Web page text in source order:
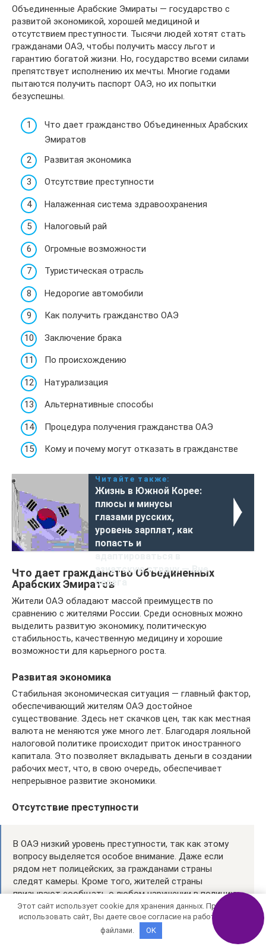
Объединенные Арабские Эмираты — государство с
развитой экономикой, хорошей медициной и
отсутствием преступности. Тысячи людей хотят стать
гражданами ОАЭ, чтобы получить массу льгот и
гарантию богатой жизни. Но, государство всеми силами
препятствует исполнению их мечты. Многие годами
пытаются получить паспорт ОАЭ, но их попытки
безуспешны.
Что дает гражданство Объединенных Арабских
Эмиратов
Развитая экономика
Отсутствие преступности
Налаженная система здравоохранения
Налоговый рай
Огромные возможности
Туристическая отрасль
Недорогие автомобили
Как получить гражданство ОАЭ
Заключение брака
По происхождению
Натурализация
Альтернативные способы
Процедура получения гражданства ОАЭ
Кому и почему могут отказать в гражданстве
Читайте также:
Жизнь в Южной Корее:
плюсы и минусы
глазами русских,
уровень зарплат, как
попасть и
азиатскую страну — Вне
берега
Что дает гражданство Объединенных
Арабских Эмиратов
Жители ОАЭ обладают массой преимуществ по
сравнению с жителями России. Среди основных можно
выделить развитую экономику, политическую
стабильность, качественную медицину и хорошие
возможности для карьерного роста.
Развитая экономика
Стабильная экономическая ситуация — главный фактор,
обеспечивающий жителям ОАЭ достойное
существование. Здесь нет скачков цен, так как местная
валюта не меняются уже много лет. Благодаря лояльной
налоговой политике происходит приток иностранного
капитала. Это позволяет вкладывать деньги в создании
рабочих мест, что, в свою очередь, обеспечивает
непрерывное развитие экономики.
Отсутствие преступности
В ОАЭ низкий уровень преступности, так как этому
вопросу выделяется особое внимание. Даже если
рядом нет полицейских, за гражданами страны
следят камеры. Кроме того, жителей страны
призывают сообщать о любом нарушении в полицию.
Можно получить штраф или попасть в тюрьму при
Этот сайт использует cookie для хранения данных. Продолжая
использовать сайт, Вы даете свое согласие на работу с этими
файлами.
OK